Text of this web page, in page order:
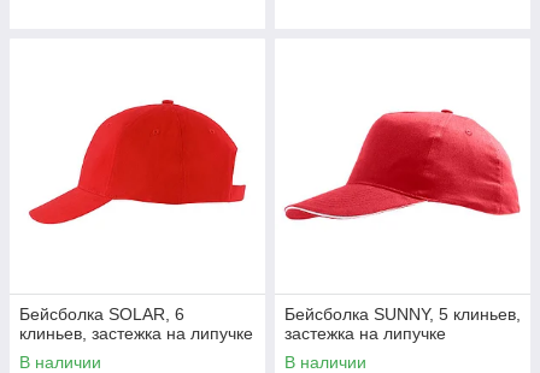
Бейсболка SOLAR, 6
клиньев, застежка на липучке
В наличии
Бейсболка SUNNY, 5 клиньев,
застежка на липучке
В наличии